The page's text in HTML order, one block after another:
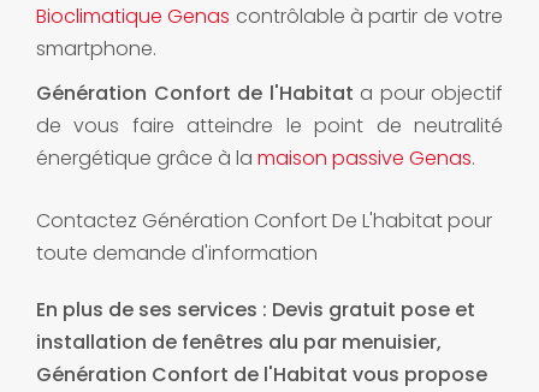
Bioclimatique Genas contrôlable à partir de votre
smartphone.
Génération Confort de l'Habitat a pour objectif
de vous faire atteindre le point de neutralité
énergétique grâce à la maison passive Genas.
Contactez Génération Confort De L'habitat pour
toute demande d'information
En plus de ses services : Devis gratuit pose et
installation de fenêtres alu par menuisier,
Génération Confort de l'Habitat vous propose